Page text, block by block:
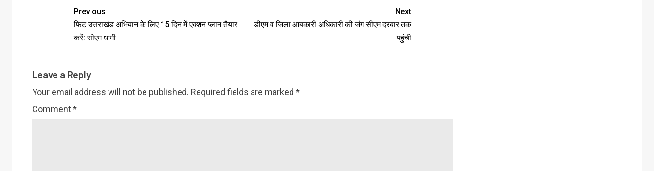
Previous
फिट उत्तराखंड अभियान के लिए 15 दिन में एक्शन प्लान तैयार
करें: सीएम धामी
Next
डीएम व जिला आबकारी अधिकारी की जंग सीएम दरबार तक
पहुंची
Leave a Reply
Your email address will not be published. Required fields are marked *
Comment*